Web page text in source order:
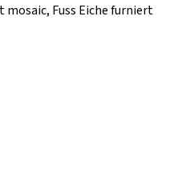
Fuss Eiche furniert